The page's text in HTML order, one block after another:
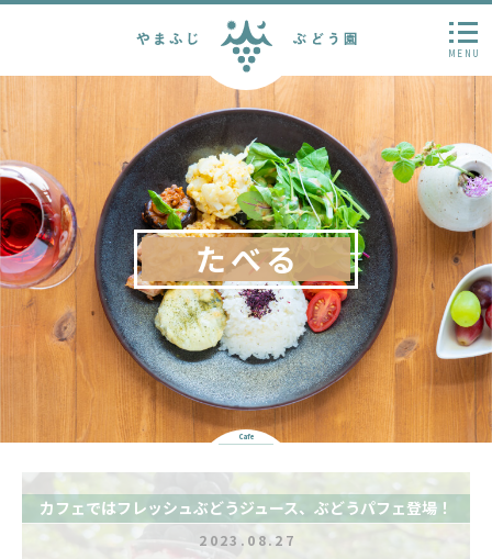
MENU
たべる
Cafe
カフェではフレッシュぶどうジュース、ぶどうパフェ登場！
2023.08.27